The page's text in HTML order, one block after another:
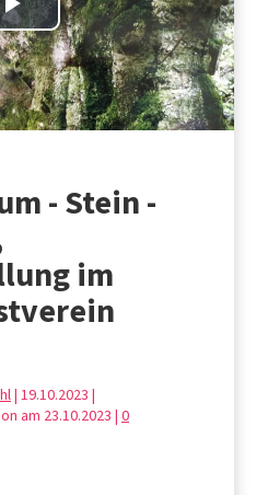
Play
Video
- Stein -
im
| 19.10.2023 |
am 23.10.2023 | 0